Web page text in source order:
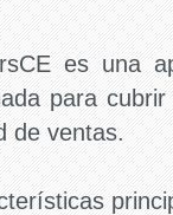
es una
para
de ventas.